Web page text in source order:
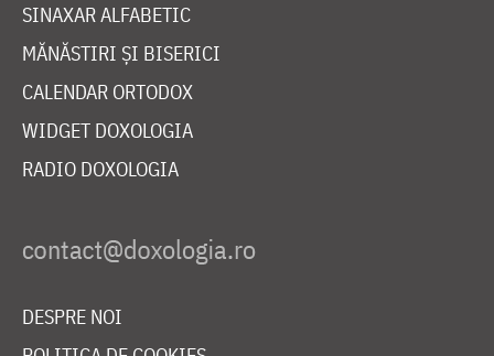
SINAXAR ALFABETIC
MĂNĂSTIRI ȘI BISERICI
CALENDAR ORTODOX
WIDGET DOXOLOGIA
RADIO DOXOLOGIA
DESPRE NOI